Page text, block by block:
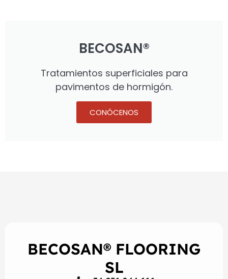
BECOSAN®
Tratamientos superficiales para
pavimentos de hormigón.
CONÓCENOS
BECOSAN® FLOORING
SL